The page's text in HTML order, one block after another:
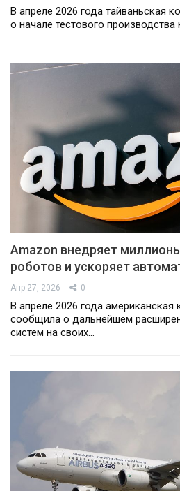
В апреле 2026 года тайваньская
о начале тестового
Amazon внедряет
роботов и ускоряет
Апр 27, 2026 0
В апреле 2026 года американская
сообщила о дальнейшем
систем на своих…